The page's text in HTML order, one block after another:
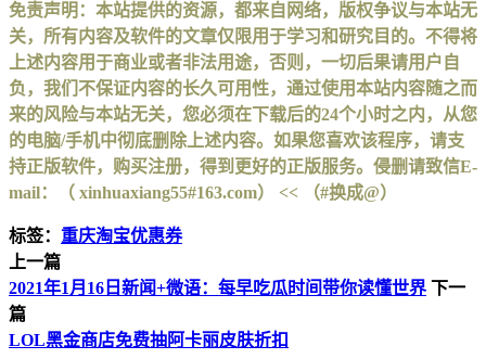
免责声明：本站提供的资源，都来自网络，版权争议与本站无
关，所有内容及软件的文章仅限用于学习和研究目的。不得将
上述内容用于商业或者非法用途，否则，一切后果请用户自
负，我们不保证内容的长久可用性，通过使用本站内容随之而
来的风险与本站无关，您必须在下载后的24个小时之内，从您
的电脑/手机中彻底删除上述内容。如果您喜欢该程序，请支
持正版软件，购买注册，得到更好的正版服务。侵删请致信E-
mail：（ xinhuaxiang55#163.com） << （#换成@）
标签： 重庆淘宝优惠券
上一篇
2021年1月16日新闻+微语：每早吃瓜时间带你读懂世界 下一
篇
LOL黑金商店免费抽阿卡丽皮肤折扣